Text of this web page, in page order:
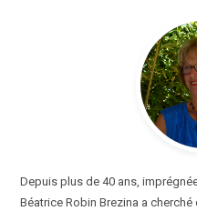
Depuis plus de 40 ans,
Béatrice Robin Brezina a